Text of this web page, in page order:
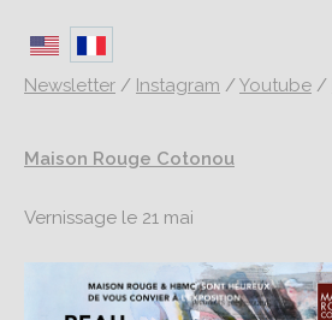
Newsletter / Instagram /Youtube /
Maison Rouge Cotonou
Vernissage le 21 mai